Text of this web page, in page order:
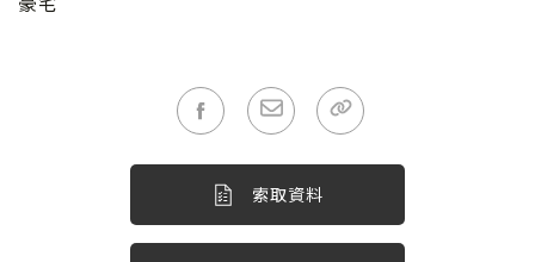
索取資料